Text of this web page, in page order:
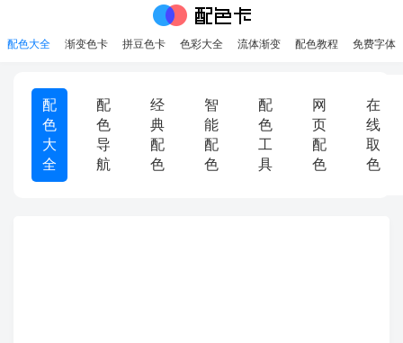
配色大全 渐变色卡 拼豆色卡 色彩大全 流体渐变 配色教程 免费字体
配
色
大
全
配
色
导
航
经
典
配
色
智
能
配
色
配
色
工
具
网
页
配
色
在
线
取
色